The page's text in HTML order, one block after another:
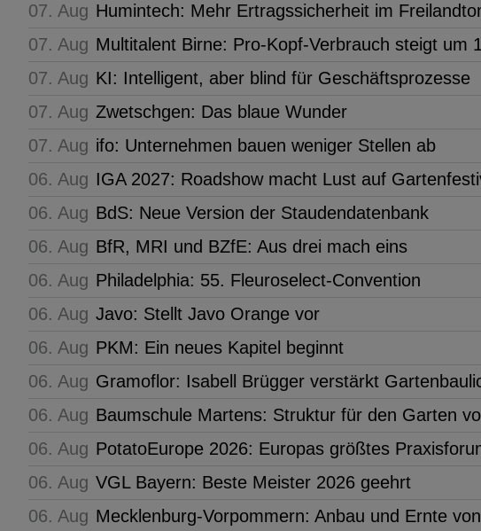
07. Aug Humintech: Mehr Ertragssicherheit im
07. Aug Multitalent Birne: Pro-Kopf-Verbrauch steigt um
07. Aug KI: Intelligent, aber blind für Geschäftsprozesse
07. Aug Zwetschgen: Das blaue Wunder
07. Aug ifo: Unternehmen bauen weniger Stellen ab
06. Aug IGA 2027: Roadshow macht Lust auf
06. Aug BdS: Neue Version der Staudendatenbank
06. Aug BfR, MRI und BZfE: Aus drei mach eins
06. Aug Philadelphia: 55. Fleuroselect-Convention
06. Aug Javo: Stellt Javo Orange vor
06. Aug PKM: Ein neues Kapitel beginnt
06. Aug Gramoflor: Isabell Brügger verstärkt
06. Aug Baumschule Martens: Struktur für den Garten
06. Aug PotatoEurope 2026: Europas größtes
06. Aug VGL Bayern: Beste Meister 2026 geehrt
06. Aug Mecklenburg-Vorpommern: Anbau und Ernte